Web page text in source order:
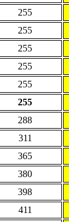
255
255
255
255
255
255
288
311
365
380
398
411